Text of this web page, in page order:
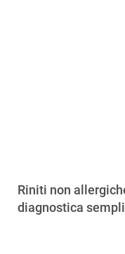
Riniti non
diagnostica